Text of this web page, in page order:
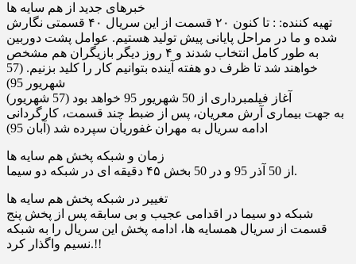
خبرهای جدید از هم سایه ها
تهیه کننده: : تا کنون ۲۰ قسمت از این سریال ۴۰ قسمتی نگارش
شده و ما در مراحل پایانی پیش تولید هستیم. عوامل پشت دوربین
به طور کامل انتخاب شدند و ۴ روز دیگر بازیگران هم مشخص
خواهند شد تا ظرف دو هفته آینده بتوانیم کار را کلید بزنیم. (57
شهریور 95)
آغاز فیلمبرداری از 50 شهریور 95 خواهد بود (57 شهریور)
به جهت بیماری آرش معریان، پس از ضبط چند قسمت، کارگردانی
ادامه سریال به مهران غفوریان سپرده شد (آبان 95)
زمان و شبکه پخش هم سایه ها
از 50 آذر 95 و در 50 بخش ۴۵ دقیقه ای در شبکه دو سیما.
تغییر در شبکه پخش هم سایه ها
شبكه دو سيما در اقدامی عجيب و بی سابقه پس از پخش پنج
قسمت از سريال همسايه ها، ادامه پخش اين سريال را به شبكه
نسيم واگذار كرد.!!